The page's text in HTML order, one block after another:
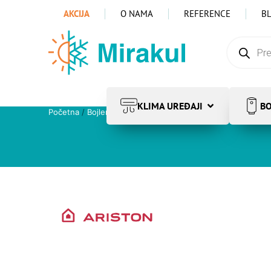
AKCIJA O NAMA REFERENCE
KLIMA UREĐAJI
Početna / Bojleri Električni bojleri/Ariston / Ariston